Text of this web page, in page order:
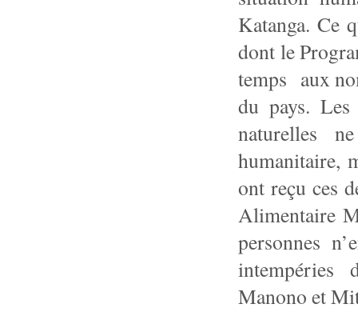
Katanga. Ce
dont le
temps aux
du pays. Les
naturelles
humanitaire,
ont reçu ces
Alimentaire
personnes
intempéries
Manono et